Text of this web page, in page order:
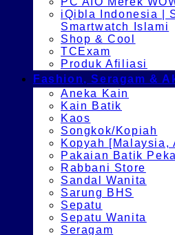
iQibla Indonesia |
Smartwatch Islami
Shop & Cool
TCExam
Produk Afiliasi
Fashion, Seragam &
Aneka Kain
Kain Batik
Kaos
Songkok/Kopiah
Kopyah [Malaysia,
Pakaian Batik
Rabbani Store
Sandal Wanita
Sarung BHS
Sepatu
Sepatu Wanita
Seragam